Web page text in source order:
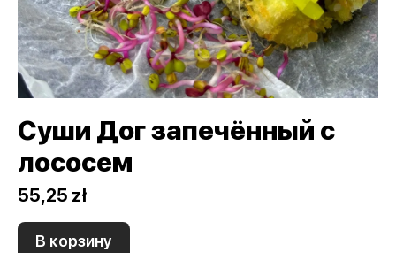
Суши Дог запечённый с
лососем
55,25 zł
В корзину